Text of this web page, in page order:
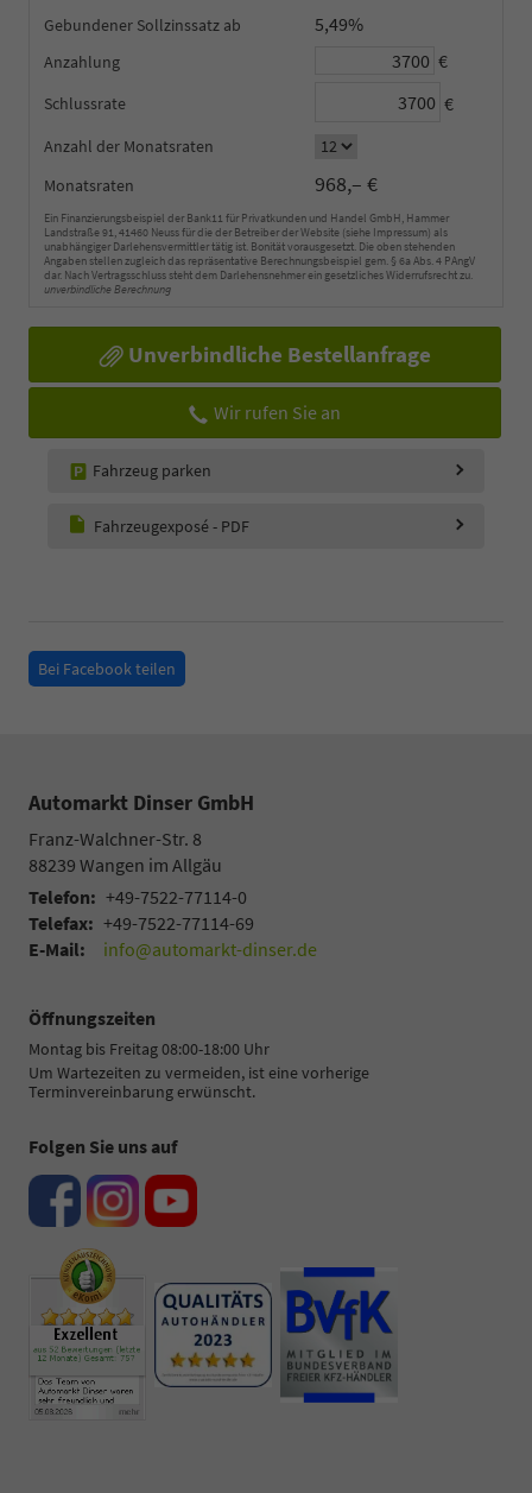
Gebundener Sollzinssatz 5,49%
Anzahlung €
Schlussrate €
Anzahl der Monatsraten
Monatsraten
968,– €
Ein Finanzierungsbeispiel der Bank11 für Privatkunden und Handel GmbH, Hammer
Landstraße 91, 41460 Neuss für die der Betreiber der Website (siehe Impressum) als
unabhängiger Darlehensvermittler tätig ist. Bonität vorausgesetzt. Die oben stehenden
Angaben stellen zugleich das repräsentative Berechnungsbeispiel gem. § 6a Abs. 4 PAngV
dar. Nach Vertragsschluss steht dem Darlehensnehmer ein gesetzliches Widerrufsrecht zu.
unverbindliche Berechnung
Unverbindliche Bestellanfrage
Wir rufen Sie an
Fahrzeug parken
Fahrzeugexposé - PDF
Bei Facebook teilen
Automarkt Dinser GmbH
Franz-Walchner-Str. 8
88239 Wangen im Allgäu
Telefon: +49-7522-77114-0
Telefax: +49-7522-77114-69
E-Mail:
info@automarkt-dinser.de
Öffnungszeiten
Montag bis Freitag 08:00-18:00 Uhr
Um Wartezeiten zu vermeiden, ist eine vorherige
Terminvereinbarung erwünscht.
Folgen Sie uns auf